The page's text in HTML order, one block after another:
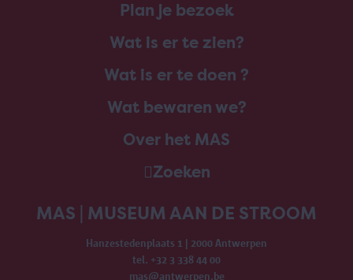
Plan je bezoek
Wat is er te zien?
Wat is er te doen ?
Wat bewaren we?
Over het MAS
Zoeken
MAS | MUSEUM AAN DE STROOM
Hanzestedenplaats 1 | 2000 Antwerpen
tel. +32 3 338 44 00
mas@antwerpen.be